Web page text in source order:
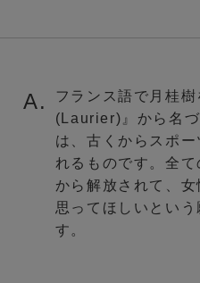
A.
フランス語で月桂
(Laurier)』から名
は、古くからスポ
れるものです。全
から解放されて、女
思ってほしいとい
す。